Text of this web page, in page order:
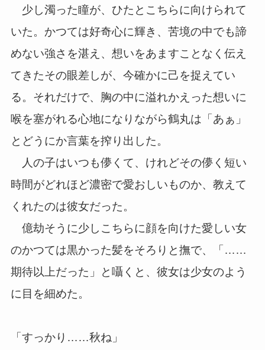
少し濁った瞳が、ひたとこちらに向けられて
いた。かつては好奇心に輝き、苦境の中でも諦
めない強さを湛え、想いをあますことなく伝え
てきたその眼差しが、今確かに己を捉えてい
る。それだけで、胸の中に溢れかえった想いに
喉を塞がれる心地になりながら鶴丸は「あぁ」
とどうにか言葉を搾り出した。
人の子はいつも儚くて、けれどその儚く短い
時間がどれほど濃密で愛おしいものか、教えて
くれたのは彼女だった。
億劫そうに少しこちらに顔を向けた愛しい女
のかつては黒かった髪をそろりと撫で、「……
期待以上だった」と囁くと、彼女は少女のよう
に目を細めた。
「すっかり……秋ね」